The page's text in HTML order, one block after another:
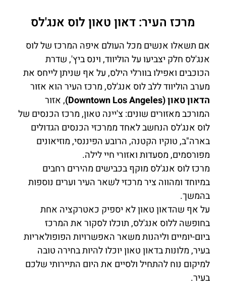
מרכז העיר: דאון טאון לוס אנג'לס
אם תשאלו אנשים מכל העולם איפה המרכז של לוס
אנג'לס חלק יצביעו על הוליווד, וינס ביץ', שדרת
הכוכבים ואפילו בוורלי הילס, על אף שניתן לייחס את
מערב הוליווד ללב לוס אנג'לס, מרכז העיר הוא אזור
הדאון טאון (Downtown Los Angeles)
, אזור
המורכב מאזורים שונים: צ'יינה טאון, מרכז הכנסים של
לוס אנג'לס הנחשב לאחד ממרכזי הכנסים הגדולים
בארה"ב, טוקיו הקטנה, הרובע הפיננסי, מוזיאונים
מפורסמים, מסעדות ואזורי חיי לילה.
מרכז לוס אנג'לס מוקף בכבישים מהירים רחבים
במיוחד ומהווה ציר מרכזי לשאר העיר וערים נוספות
בהמשך.
על אף שהדאון טאון לא יספיק כאטרקציה אחת
בחופשה ללוס אנג'לס, תוכלו לסקור את המרכז
ביום-יומיים וליהנות משאר האפשרויות הפופולאריות
בעיר, מלונות בדאון טאון יוכלו להיות בחירה טובה
למיקום נוח להתחיל ולסיים את היום התיירותי שלכם
בעיר.